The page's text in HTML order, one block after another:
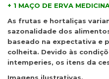
+ 1 MAÇO DE ERVA
As frutas e hortaliças
sazonalidade dos
baseado na expectativa e
colheita. Devido às
intemperies, os itens da